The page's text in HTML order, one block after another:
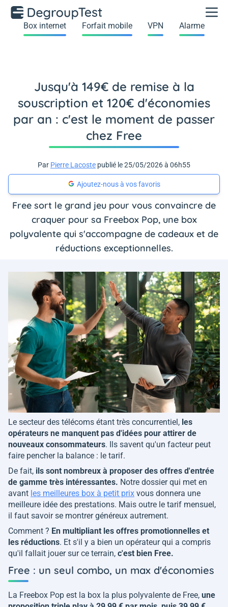
Box internet Forfait mobile VPN Alarme
Jusqu'à 149€ de remise à la
souscription et 120€ d'économies
par an : c'est le moment de passer
chez Free
Par Pierre Lacoste publié le 25/05/2026 à 06h55
Ajoutez-nous à vos favoris
Free sort le grand jeu pour vous convaincre de
craquer pour sa Freebox Pop, une box
polyvalente qui s'accompagne de cadeaux et de
réductions exceptionnelles.
Le secteur des télécoms étant très concurrentiel, les
opérateurs ne manquent pas d'idées pour attirer de
nouveaux consommateurs. Ils savent qu'un facteur peut
faire pencher la balance : le tarif.
De fait, ils sont nombreux à proposer des offres d'entrée
de gamme très intéressantes. Notre dossier qui met en
avant les meilleures box à petit prix vous donnera une
meilleure idée des prestations. Mais outre le tarif mensuel,
il faut savoir se montrer généreux autrement.
Comment ? En multipliant les offres promotionnelles et
les réductions. Et s'il y a bien un opérateur qui a compris
qu'il fallait jouer sur ce terrain, c'est bien Free.
Free : un seul combo, un max d'économies
La Freebox Pop est la box la plus polyvalente de Free, une